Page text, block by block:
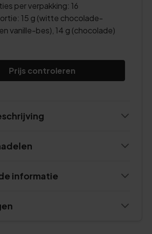
per verpakking: 16
15 g (witte chocolade-
vanille-bes), 14 g (chocolade)
Prijs controleren
informatie